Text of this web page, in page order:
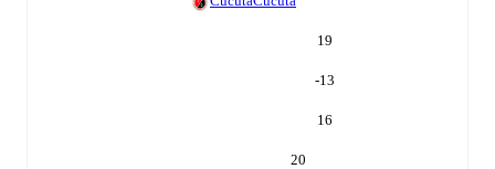
19
-13
16
20